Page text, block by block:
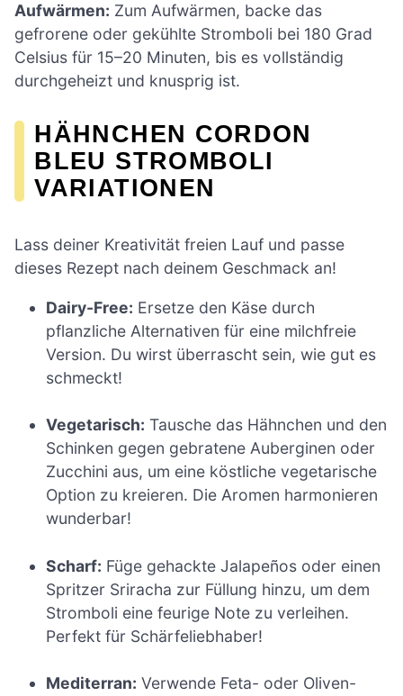
Aufwärmen: Zum Aufwärmen, backe das
gefrorene oder gekühlte Stromboli bei 180 Grad
Celsius für 15–20 Minuten, bis es vollständig
durchgeheizt und knusprig ist.
HÄHNCHEN CORDON
BLEU STROMBOLI
VARIATIONEN
Lass deiner Kreativität freien Lauf und passe
dieses Rezept nach deinem Geschmack an!
Dairy-Free: Ersetze den Käse durch
pflanzliche Alternativen für eine milchfreie
Version. Du wirst überrascht sein, wie gut es
schmeckt!
Vegetarisch: Tausche das Hähnchen und den
Schinken gegen gebratene Auberginen oder
Zucchini aus, um eine köstliche vegetarische
Option zu kreieren. Die Aromen harmonieren
wunderbar!
Scharf: Füge gehackte Jalapeños oder einen
Spritzer Sriracha zur Füllung hinzu, um dem
Stromboli eine feurige Note zu verleihen.
Perfekt für Schärfeliebhaber!
Mediterran: Verwende Feta- oder Oliven-